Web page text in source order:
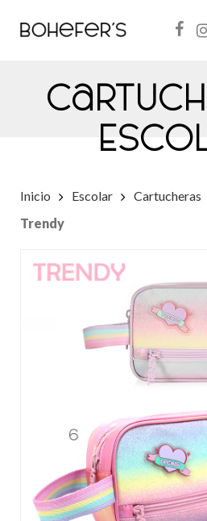
content
Inicio Escolar Cartucheras
Trendy